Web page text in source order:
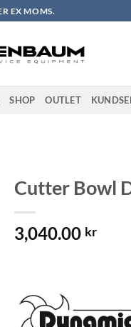
EX MOMS.
SHOP OUTLET
Cutter Bowl
3,040.00 kr